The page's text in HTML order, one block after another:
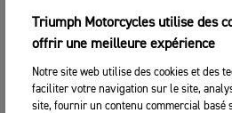
Triumph Motorcycles utilise des
offrir une meilleure expérience
Notre site web utilise des cookies et des
faciliter votre navigation sur le site,
site, fournir un contenu commercial